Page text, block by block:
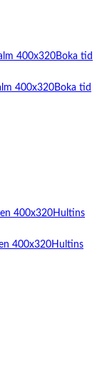
Boka tid
Boka tid
Hultins
Hultins